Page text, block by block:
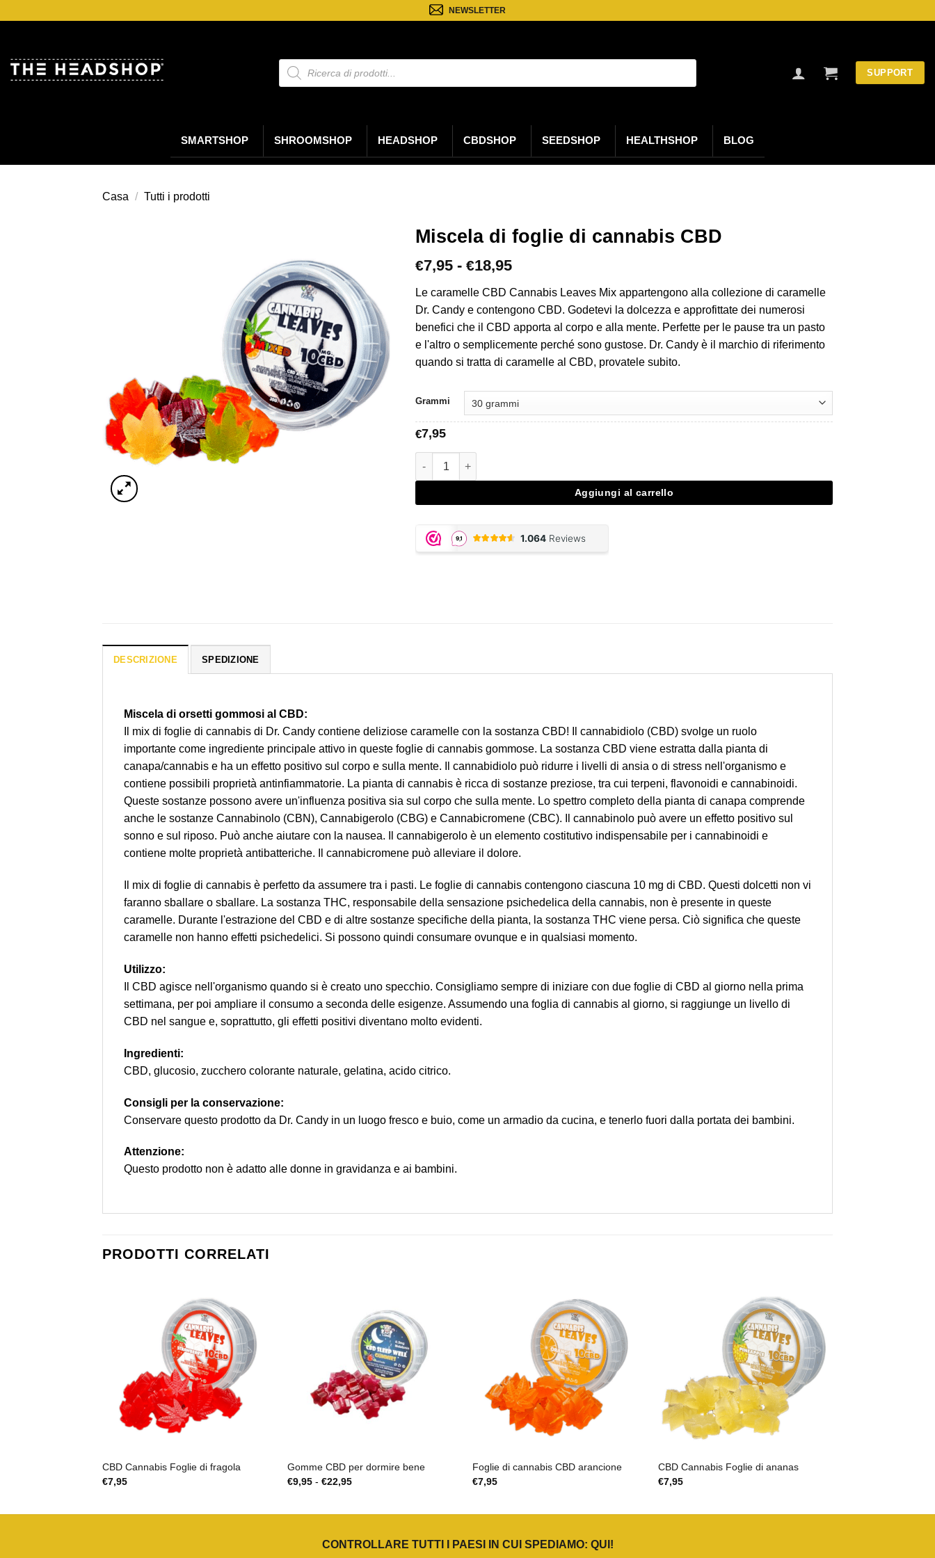
NEWSLETTER
Ricerca
prodotti
SUPPORT
SMARTSHOP SHROOMSHOP HEADSHOP CBDSHOP SEEDSHOP HEALTHSHOP BLOG
Casa / Tutti i prodotti
Miscela di foglie di cannabis CBD
€7,95 - €18,95Fascia
prezzo:
da
€7,95
a
€18,95
Le caramelle CBD Cannabis Leaves Mix appartengono alla collezione di caramelle
Dr. Candy e contengono CBD. Godetevi la dolcezza e approfittate dei numerosi
benefici che il CBD apporta al corpo e alla mente. Perfette per le pause tra un pasto
e l'altro o semplicemente perché sono gustose. Dr. Candy è il marchio di riferimento
quando si tratta di caramelle al CBD, provatele subito.
Grammi
€7,95
CBD Cannabis Leaves Mix quantità
Aggiungi al carrello
DESCRIZIONE SPEDIZIONE
Miscela di orsetti gommosi al CBD:
Il mix di foglie di cannabis di Dr. Candy contiene deliziose caramelle con la sostanza CBD! Il cannabidiolo (CBD) svolge un ruolo
importante come ingrediente principale attivo in queste foglie di cannabis gommose. La sostanza CBD viene estratta dalla pianta di
canapa/cannabis e ha un effetto positivo sul corpo e sulla mente. Il cannabidiolo può ridurre i livelli di ansia o di stress nell'organismo e
contiene possibili proprietà antinfiammatorie. La pianta di cannabis è ricca di sostanze preziose, tra cui terpeni, flavonoidi e cannabinoidi.
Queste sostanze possono avere un'influenza positiva sia sul corpo che sulla mente. Lo spettro completo della pianta di canapa comprende
anche le sostanze Cannabinolo (CBN), Cannabigerolo (CBG) e Cannabicromene (CBC). Il cannabinolo può avere un effetto positivo sul
sonno e sul riposo. Può anche aiutare con la nausea. Il cannabigerolo è un elemento costitutivo indispensabile per i cannabinoidi e
contiene molte proprietà antibatteriche. Il cannabicromene può alleviare il dolore.
Il mix di foglie di cannabis è perfetto da assumere tra i pasti. Le foglie di cannabis contengono ciascuna 10 mg di CBD. Questi dolcetti non vi
faranno sballare o sballare. La sostanza THC, responsabile della sensazione psichedelica della cannabis, non è presente in queste
caramelle. Durante l'estrazione del CBD e di altre sostanze specifiche della pianta, la sostanza THC viene persa. Ciò significa che queste
caramelle non hanno effetti psichedelici. Si possono quindi consumare ovunque e in qualsiasi momento.
Utilizzo:
Il CBD agisce nell'organismo quando si è creato uno specchio. Consigliamo sempre di iniziare con due foglie di CBD al giorno nella prima
settimana, per poi ampliare il consumo a seconda delle esigenze. Assumendo una foglia di cannabis al giorno, si raggiunge un livello di
CBD nel sangue e, soprattutto, gli effetti positivi diventano molto evidenti.
Ingredienti:
CBD, glucosio, zucchero colorante naturale, gelatina, acido citrico.
Consigli per la conservazione:
Conservare questo prodotto da Dr. Candy in un luogo fresco e buio, come un armadio da cucina, e tenerlo fuori dalla portata dei bambini.
Attenzione:
Questo prodotto non è adatto alle donne in gravidanza e ai bambini.
PRODOTTI CORRELATI
CBD Cannabis Foglie di fragola
€7,95
Gomme CBD per dormire bene
€9,95 - €22,95Fascia
€22,95
Foglie di cannabis CBD arancione
€7,95
CBD Cannabis Foglie di ananas
€7,95
CONTROLLARE TUTTI I PAESI IN CUI SPEDIAMO: QUI !